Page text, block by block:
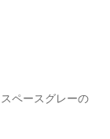
ペースグレーの